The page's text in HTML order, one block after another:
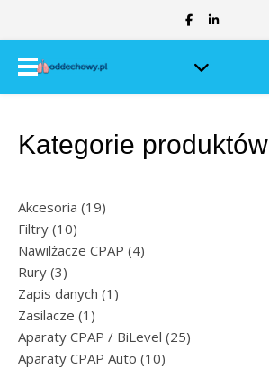
Kategorie produktów
Akcesoria 1919 produktów
Filtry 1010 produktów
Nawilżacze CPAP 44 produkty
Rury 33 produkty
Zapis danych 1 1 produkt
Zasilacze 1 1 produkt
Aparaty CPAP / BiLevel 2525 produktów
Aparaty CPAP Auto 1010 produktów